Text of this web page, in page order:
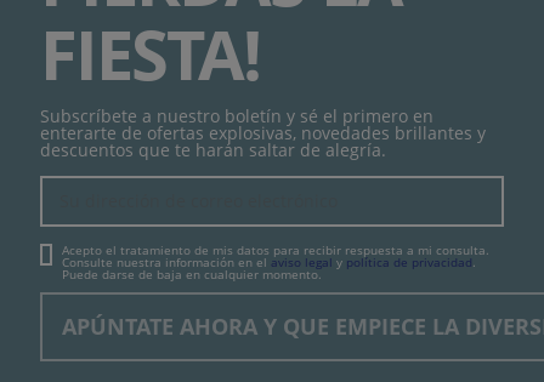
FIESTA!
Subscríbete a nuestro boletín y sé el primero en
enterarte de ofertas explosivas, novedades brillantes y
descuentos que te harán saltar de alegría.
Acepto el tratamiento de mis datos para recibir respuesta a mi consulta.
Consulte nuestra información en el aviso legal y política de privacidad
Puede darse de baja en cualquier momento.